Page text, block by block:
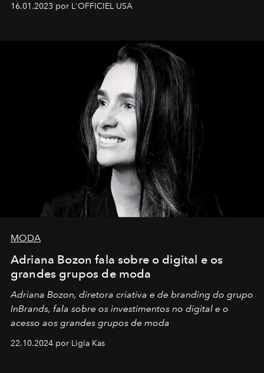
16.01.2023 por L'OFFICIEL USA
MODA
Adriana Bozon fala sobre o digital e os
grandes grupos de moda
Adriana Bozon, diretora criativa e de branding do grupo
InBrands, fala sobre os investimentos no digital e o
acesso aos grandes grupos de moda
22.10.2024 por Ligia Kas